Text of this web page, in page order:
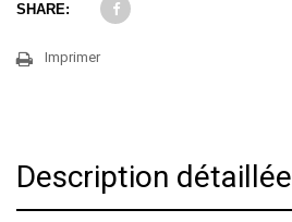
SHARE:
Imprimer
Description détaillée